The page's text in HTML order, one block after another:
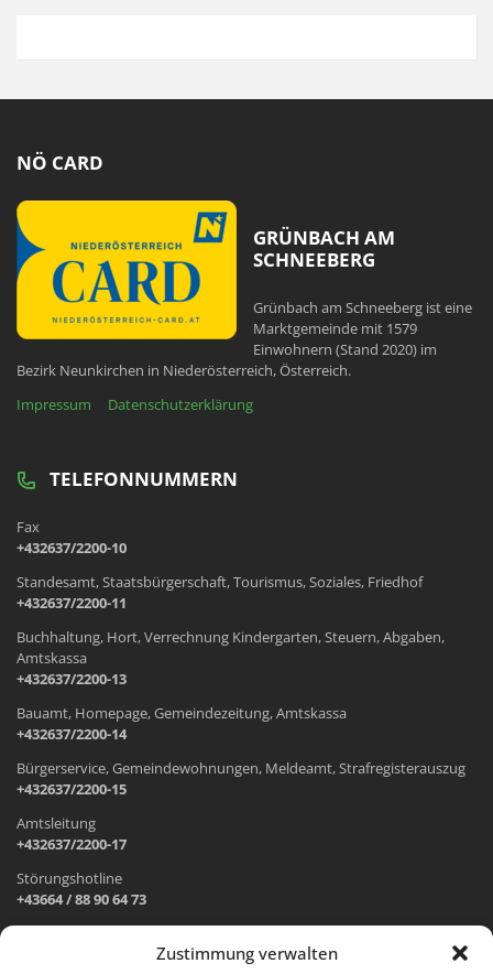
Zustimmung verwalten
NÖ CARD
GRÜNBACH AM
SCHNEEBERG
Grünbach am Schneeberg ist eine
Marktgemeinde mit 1579
Einwohnern (Stand 2020) im
Bezirk Neunkirchen in Niederösterreich, Österreich.
Impressum
Datenschutzerklärung
TELEFONNUMMERN
Fax
+432637/2200-10
Standesamt, Staatsbürgerschaft, Tourismus, Soziales, Friedhof
+432637/2200-11
Buchhaltung, Hort, Verrechnung Kindergarten, Steuern, Abgaben,
Amtskassa
+432637/2200-13
Bauamt, Homepage, Gemeindezeitung, Amtskassa
+432637/2200-14
Bürgerservice, Gemeindewohnungen, Meldeamt, Strafregisterauszug
+432637/2200-15
Amtsleitung
+432637/2200-17
Störungshotline
+43664 / 88 90 64 73